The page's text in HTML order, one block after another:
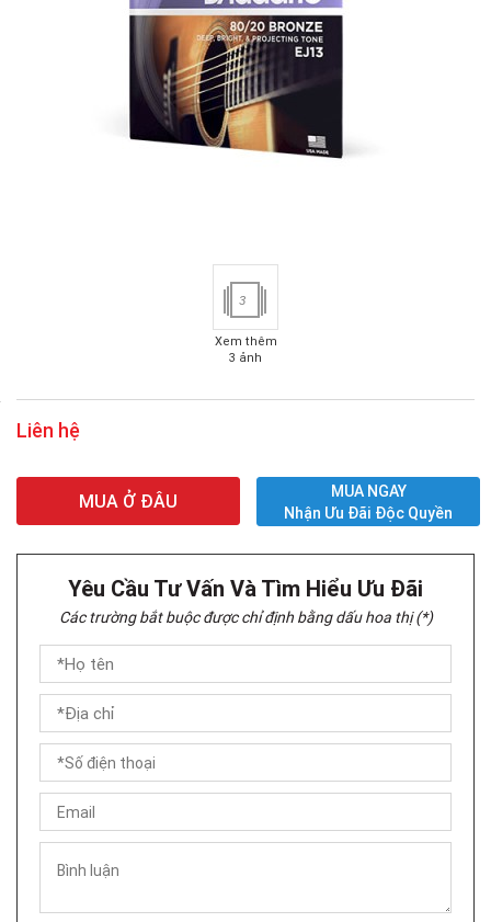
3
Xem thêm
3 ảnh
Liên hệ
MUA Ở ĐÂU
MUA NGAY
Nhận Ưu Đãi Độc Quyền
Yêu Cầu Tư Vấn Và Tìm Hiểu Ưu Đãi
Các trường bắt buộc được chỉ định bằng dấu hoa thị (*)